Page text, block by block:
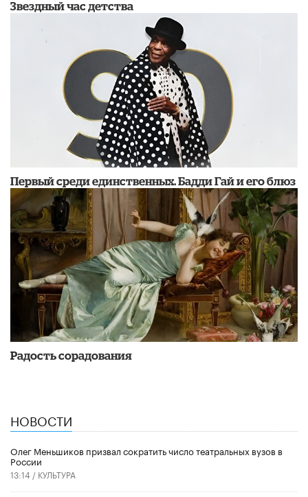
Звездный час детства
Первый среди единственных. Бадди Гай и его блюз
Радость сорадования
НОВОСТИ
Олег Меньшиков призвал сократить число театральных вузов в
России
13:14 / КУЛЬТУРА